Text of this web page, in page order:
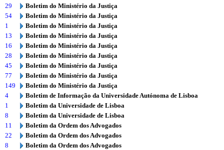
29
Boletim do Ministério da Justiça
54
Boletim do Ministério da Justiça
1
Boletim do Ministério da Justiça
13
Boletim do Ministério da Justiça
16
Boletim do Ministério da Justiça
28
Boletim do Ministério da Justiça
45
Boletim do Ministério da Justiça
77
Boletim do Ministério da Justiça
149
Boletim do Ministério da Justiça
4
Boletim de Informação da Universidade Autónoma de Lisboa
1
Boletim da Universidade de Lisboa
8
Boletim da Universidade de Lisboa
11
Boletim da Ordem dos Advogados
22
Boletim da Ordem dos Advogados
8
Boletim da Ordem dos Advogados